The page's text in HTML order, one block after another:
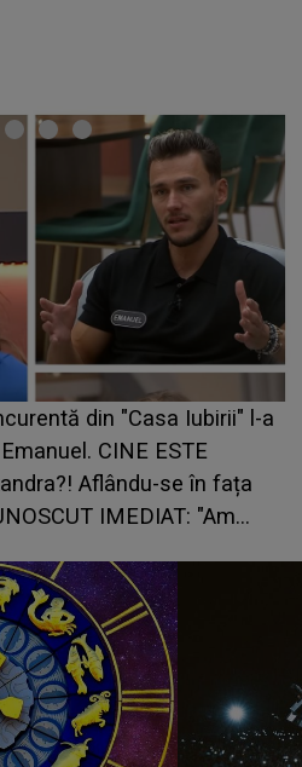
Zodia care intră într-o
Problemele se adună
neașteptată îi dă planurile